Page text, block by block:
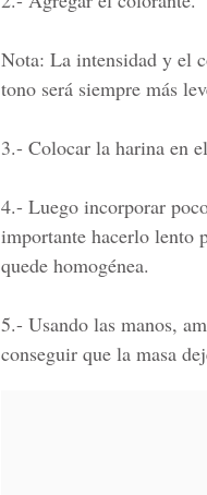
Nota: La intensidad y el
tono será siempre más
3.- Colocar la harina en
4.- Luego incorporar
importante hacerlo lento
quede homogénea.
5.- Usando las manos,
conseguir que la masa